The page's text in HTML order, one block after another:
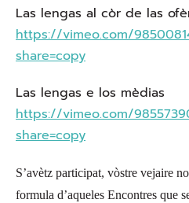
Las lengas al còr de las
https://vimeo.com/
share=copy
Las lengas e los mèdias
https://vimeo.com/
share=copy
S’avètz participat, vòstre vejaire
formula d’aqueles Encontres que